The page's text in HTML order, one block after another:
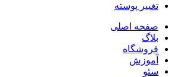
تغییر پوسته
صفحه اصلی
بلاگ
فروشگاه
آموزش
سئو